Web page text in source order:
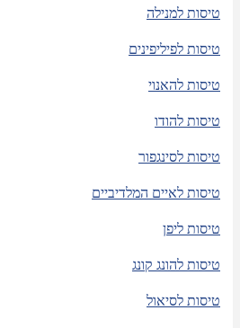
טיסות למנילה
טיסות לפיליפינים
טיסות להאנוי
טיסות להודו
טיסות לסינגפור
טיסות לאיים המלדיביים
טיסות ליפן
טיסות להונג קונג
טיסות לסיאול